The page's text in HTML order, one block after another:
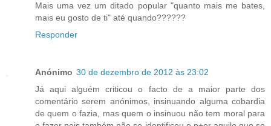
Mais uma vez um ditado popular "quanto mais me bates,
mais eu gosto de ti" até quando??????
Responder
Anónimo 30 de dezembro de 2012 às 23:02
Já aqui alguém criticou o facto de a maior parte dos
comentário serem anónimos, insinuando alguma cobardia
de quem o fazia, mas quem o insinuou não tem moral para